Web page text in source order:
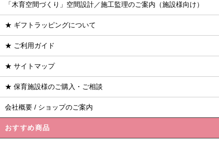
「木育空間づくり」空間設計／施工監理のご案内（施設様向け）
★ ギフトラッピングについて
★ ご利用ガイド
★ サイトマップ
★ 保育施設様のご購入・ご相談
会社概要 / ショップのご案内
おすすめ商品